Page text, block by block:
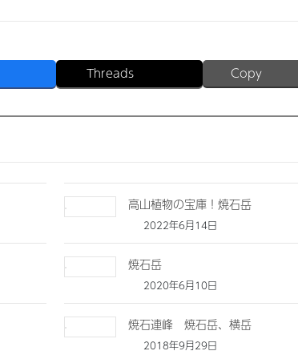
Threads Copy
高山植物の宝庫！焼石岳
2022年6月14日
焼石岳
2020年6月10日
焼石連峰 焼石岳、横岳
2018年9月29日